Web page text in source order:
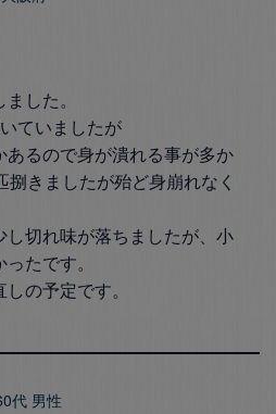
した。
ていましたが
るので身が潰れる事が多か
きましたが殆ど身崩れなく
切れ味が落ちましたが、小
たです。
の予定です。
代 男性